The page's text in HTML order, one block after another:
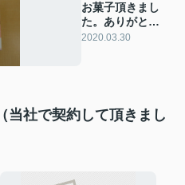
お菓子頂きまし
た。ありがとう
ございます
2020.03.30
当社で契約して頂きまし